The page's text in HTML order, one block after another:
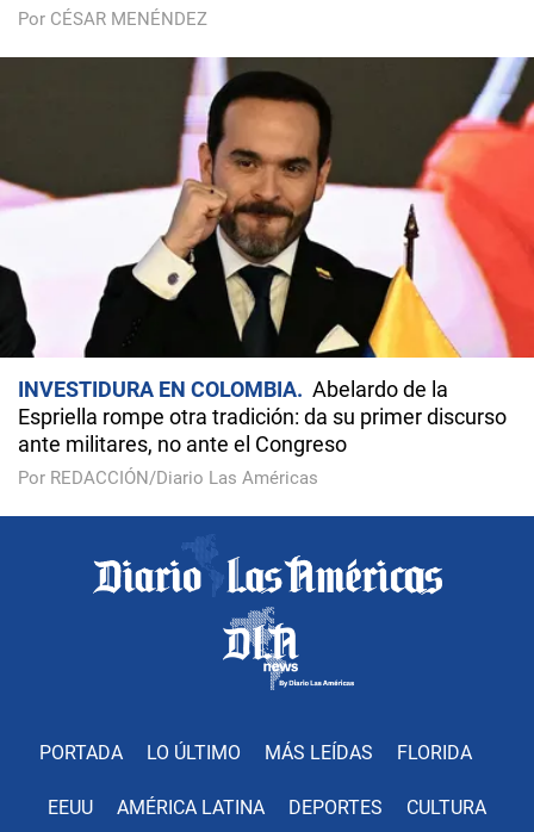
Por CÉSAR MENÉNDEZ
INVESTIDURA EN COLOMBIA
Abelardo de la
Espriella rompe otra tradición: da su primer discurso
ante militares, no ante el Congreso
Por REDACCIÓN/Diario Las Américas
PORTADA LO ÚLTIMO MÁS LEÍDAS FLORIDA
EEUU AMÉRICA LATINA DEPORTES CULTURA